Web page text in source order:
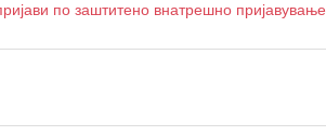
по заштитено внатрешно пријавување